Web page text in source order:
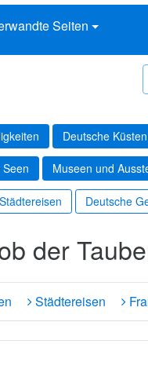
Seiten
Deutsche Küsten
Museen und
Städtereisen Deutsche
der
Städtereisen